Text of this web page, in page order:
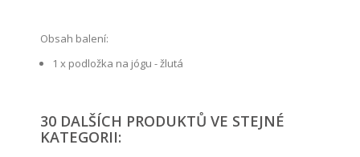
Obsah balení:
1 x podložka na jógu - žlutá
30 DALŠÍCH PRODUKTŮ VE STEJNÉ
KATEGORII: